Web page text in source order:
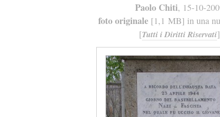
Paolo Chiti, 15-10-
foto originale[1,1 MB] in una
[Tutti i Diritti Riservati]